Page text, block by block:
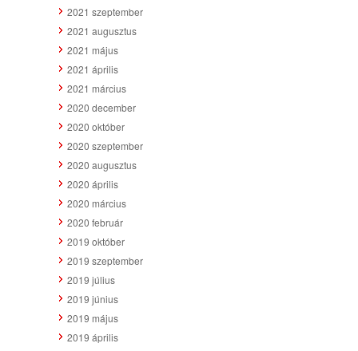
2021 szeptember
2021 augusztus
2021 május
2021 április
2021 március
2020 december
2020 október
2020 szeptember
2020 augusztus
2020 április
2020 március
2020 február
2019 október
2019 szeptember
2019 július
2019 június
2019 május
2019 április